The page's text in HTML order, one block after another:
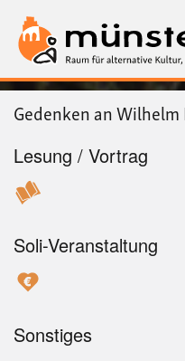
Gedenken an
Lesung / Vortrag
Soli-Veranstaltung
Sonstiges